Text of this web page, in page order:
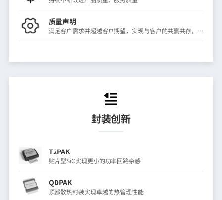
质量声明
满足客户需求并超越客户期望，实现与客户的共赢共存，长
封装创新
T2PAK
贴片型SiC实现更小的功率回路杂感
QDPAK
顶部散热封装实现卓越的热管理性能